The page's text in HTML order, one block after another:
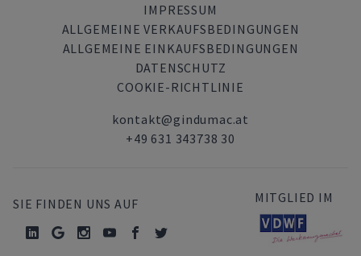
IMPRESSUM
ALLGEMEINE VERKAUFSBEDINGUNGEN
ALLGEMEINE EINKAUFSBEDINGUNGEN
DATENSCHUTZ
COOKIE-RICHTLINIE
kontakt@gindumac.at
+49 631 343738 30
SIE FINDEN UNS AUF MITGLIED IM